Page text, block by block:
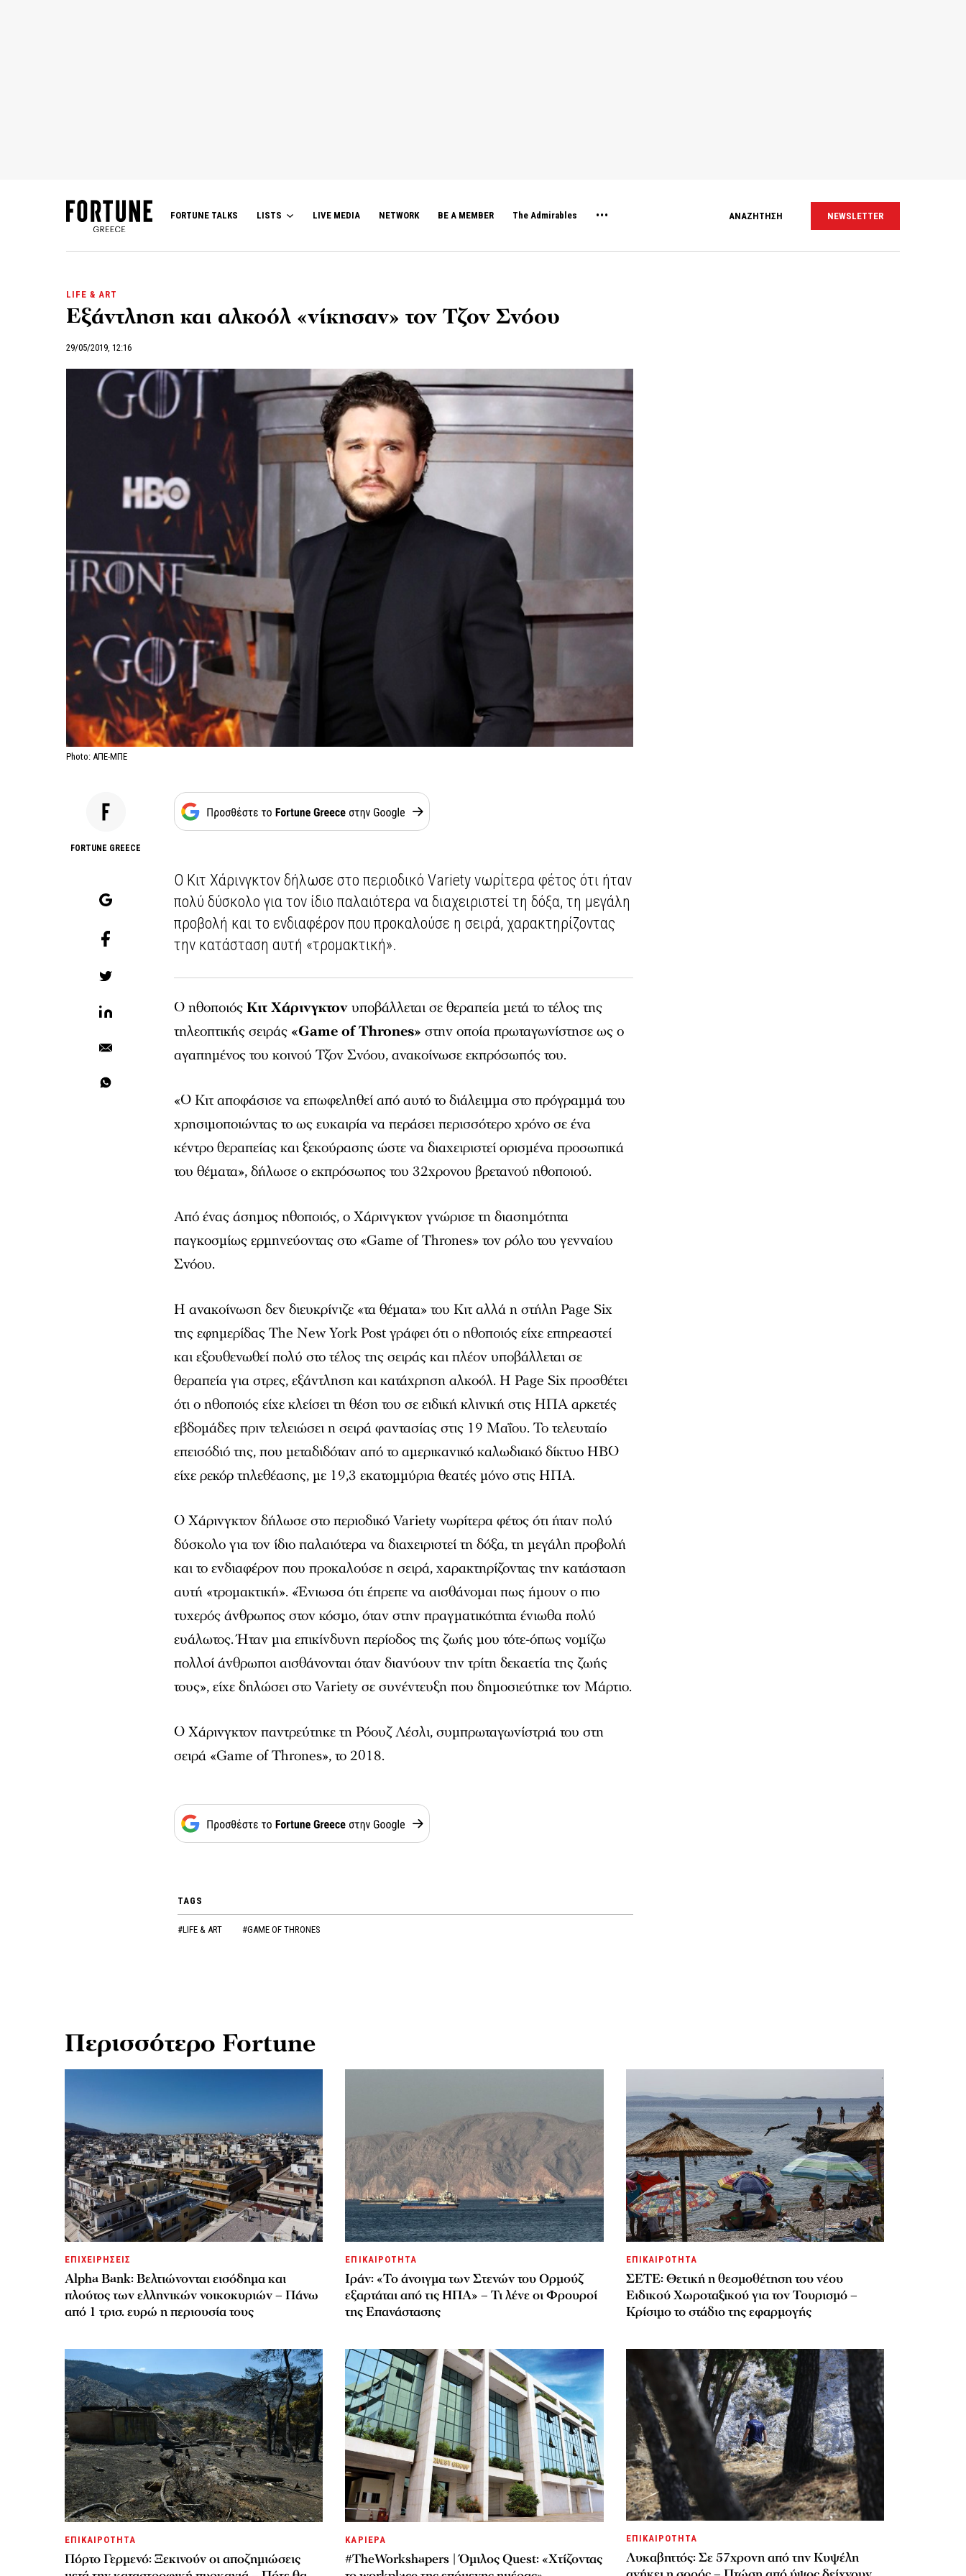
FORTUNE TALKS LISTS LIVE MEDIA NETWORK BE A MEMBER The Admirables ΑΝΑΖΗΤΗΣΗ NEWSLETTER
LIFE & ART
Εξάντληση και αλκοόλ «νίκησαν» τον Τζον Σνόου
29/05/2019, 12:16
Photo: ΑΠΕ-ΜΠΕ
FORTUNE GREECE
Ο Κιτ Χάρινγκτον δήλωσε στο περιοδικό Variety νωρίτερα φέτος ότι ήταν
πολύ δύσκολο για τον ίδιο παλαιότερα να διαχειριστεί τη δόξα, τη μεγάλη
προβολή και το ενδιαφέρον που προκαλούσε η σειρά, χαρακτηρίζοντας
την κατάσταση αυτή «τρομακτική».
Ο ηθοποιόςΚιτ Χάρινγκτονυποβάλλεται σε θεραπεία μετά το τέλος της
τηλεοπτικής σειράς «Game of Thrones» στην οποία πρωταγωνίστησε ως ο
αγαπημένος του κοινού Τζον Σνόου, ανακοίνωσε εκπρόσωπός του.
«Ο Κιτ αποφάσισε να επωφεληθεί από αυτό το διάλειμμα στο πρόγραμμά του
χρησιμοποιώντας το ως ευκαιρία να περάσει περισσότερο χρόνο σε ένα
κέντρο θεραπείας και ξεκούρασης ώστε να διαχειριστεί ορισμένα προσωπικά
του θέματα», δήλωσε ο εκπρόσωπος του 32χρονου βρετανού ηθοποιού.
Από ένας άσημος ηθοποιός, ο Χάρινγκτον γνώρισε τη διασημότητα
παγκοσμίως ερμηνεύοντας στο «Game of Thrones» τον ρόλο του γενναίου
Σνόου.
Η ανακοίνωση δεν διευκρίνιζε «τα θέματα» του Κιτ αλλά η στήληPage Six
της εφημερίδαςThe New York Postγράφει ότι ο ηθοποιός είχε επηρεαστεί
και εξουθενωθεί πολύ στο τέλος της σειράς και πλέον υποβάλλεται σε
θεραπεία για στρες, εξάντληση και κατάχρηση αλκοόλ. ΗPage Sixπροσθέτει
ότι ο ηθοποιός είχε κλείσει τη θέση του σε ειδική κλινική στις ΗΠΑ αρκετές
εβδομάδες πριν τελειώσει η σειρά φαντασίας στις 19 Μαΐου. Το τελευταίο
επεισόδιό της, που μεταδιδόταν από το αμερικανικό καλωδιακό δίκτυο ΗΒΟ
είχε ρεκόρ τηλεθέασης, με 19,3 εκατομμύρια θεατές μόνο στις ΗΠΑ.
Ο Χάρινγκτον δήλωσε στο περιοδικόVarietyνωρίτερα φέτος ότι ήταν πολύ
δύσκολο για τον ίδιο παλαιότερα να διαχειριστεί τη δόξα, τη μεγάλη προβολή
και το ενδιαφέρον που προκαλούσε η σειρά, χαρακτηρίζοντας την κατάσταση
αυτή «τρομακτική». «Ένιωσα ότι έπρεπε να αισθάνομαι πως ήμουν ο πιο
τυχερός άνθρωπος στον κόσμο, όταν στην πραγματικότητα ένιωθα πολύ
ευάλωτος. Ήταν μια επικίνδυνη περίοδος της ζωής μου τότε-όπως νομίζω
πολλοί άνθρωποι αισθάνονται όταν διανύουν την τρίτη δεκαετία της ζωής
τους», είχε δηλώσει στοVarietyσε συνέντευξη που δημοσιεύτηκε τον Μάρτιο.
Ο Χάρινγκτον παντρεύτηκε τη Ρόουζ Λέσλι, συμπρωταγωνίστριά του στη
σειρά «Game of Thrones», το 2018.
TAGS
#LIFE & ART #GAME OF THRONES
Περισσότερο Fortune
ΕΠΙΧΕΙΡΗΣΕΙΣ
Alpha Bank: Βελτιώνονται εισόδημα και
πλούτος των ελληνικών νοικοκυριών – Πάνω
από 1 τρισ. ευρώ η περιουσία τους
ΕΠΙΚΑΙΡΟΤΗΤΑ
Ιράν: «Το άνοιγμα των Στενών του Ορμούζ
εξαρτάται από τις ΗΠΑ» – Τι λένε οι Φρουροί
της Επανάστασης
ΕΠΙΚΑΙΡΟΤΗΤΑ
ΣΕΤΕ: Θετική η θεσμοθέτηση του νέου
Ειδικού Χωροταξικού για τον Τουρισμό –
Κρίσιμο το στάδιο της εφαρμογής
ΕΠΙΚΑΙΡΟΤΗΤΑ
Πόρτο Γερμενό: Ξεκινούν οι αποζημιώσεις
ΚΑΡΙΕΡΑ
#TheWorkshapers | Όμιλος Quest: «Χτίζοντας
ΕΠΙΚΑΙΡΟΤΗΤΑ
Λυκαβηττός: Σε 57χρονη από την Κυψέλη